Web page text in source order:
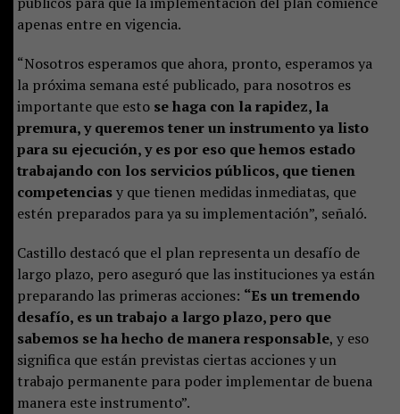
apenas entre en vigencia.
“Nosotros esperamos que ahora, pronto, esperamos ya
la próxima semana esté publicado, para nosotros es
importante que esto se haga con la rapidez, la
premura, y queremos tener un instrumento ya listo
para su ejecución, y es por eso que hemos estado
trabajando con los servicios públicos, que tienen
competenciasy que tienen medidas inmediatas, que
estén preparados para ya su implementación”, señaló.
Castillo destacó que el plan representa un desafío de
largo plazo, pero aseguró que las instituciones ya están
preparando las primeras acciones: “Es un tremendo
desafío, es un trabajo a largo plazo, pero que
sabemos se ha hecho de manera responsable, y eso
significa que están previstas ciertas acciones y un
trabajo permanente para poder implementar de buena
manera este instrumento”.